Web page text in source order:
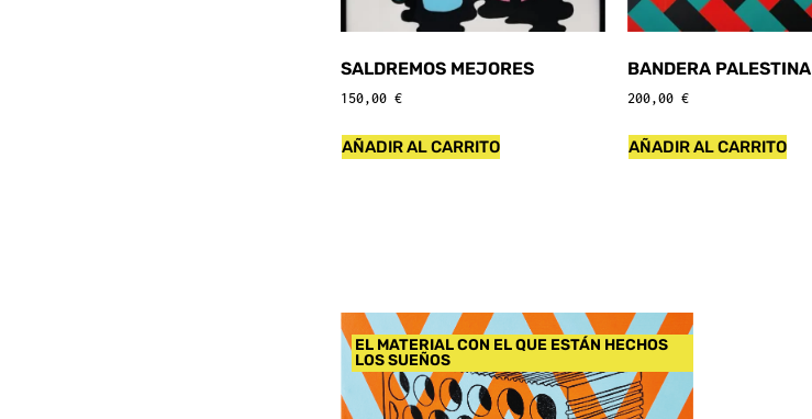
SALDREMOS MEJORES
150,00 €
AÑADIR AL CARRITO
BANDERA PALESTINA
200,00 €
AÑADIR AL CARRITO
EL MATERIAL CON EL QUE ESTÁN HECHOS
LOS SUEÑOS